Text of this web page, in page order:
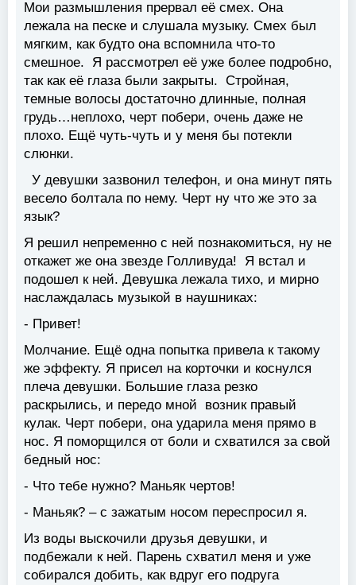
Мои размышления прервал её смех. Она
лежала на песке и слушала музыку. Смех был
мягким, как будто она вспомнила что-то
смешное. Я рассмотрел её уже более подробно,
так как её глаза были закрыты. Стройная,
темные волосы достаточно длинные, полная
грудь…неплохо, черт побери, очень даже не
плохо. Ещё чуть-чуть и у меня бы потекли
слюнки.
У девушки зазвонил телефон, и она минут пять
весело болтала по нему. Черт ну что же это за
язык?
Я решил непременно с ней познакомиться, ну не
откажет же она звезде Голливуда! Я встал и
подошел к ней. Девушка лежала тихо, и мирно
наслаждалась музыкой в наушниках:
- Привет!
Молчание. Ещё одна попытка привела к такому
же эффекту. Я присел на корточки и коснулся
плеча девушки. Большие глаза резко
раскрылись, и передо мной возник правый
кулак. Черт побери, она ударила меня прямо в
нос. Я поморщился от боли и схватился за свой
бедный нос:
- Что тебе нужно? Маньяк чертов!
- Маньяк? – с зажатым носом переспросил я.
Из воды выскочили друзья девушки, и
подбежали к ней. Парень схватил меня и уже
собирался добить, как вдруг его подруга